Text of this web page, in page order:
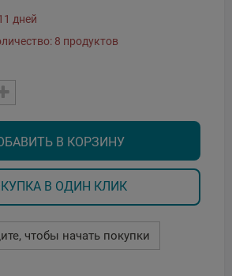
дней
8 продуктов
В КОРЗИНУ
В ОДИН КЛИК
чтобы начать покупки